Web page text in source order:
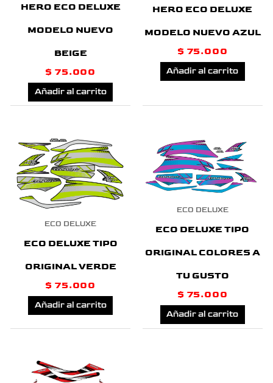
HERO ECO DELUXE
MODELO NUEVO
BEIGE
$ 75.000
Añadir al carrito
HERO ECO DELUXE
MODELO NUEVO AZUL
$ 75.000
Añadir al carrito
ECO DELUXE
ECO DELUXE TIPO
ORIGINAL VERDE
$ 75.000
Añadir al carrito
ECO DELUXE
ECO DELUXE TIPO
ORIGINAL COLORES A
TU GUSTO
$ 75.000
Añadir al carrito